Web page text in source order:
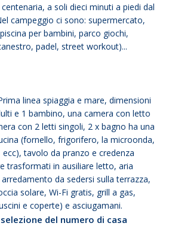
a soli dieci minuti a piedi dal
campeggio ci sono: supermercato,
per bambini, parco giochi,
padel, street workout)...
linea spiaggia e mare, dimensioni
e 1 bambino, una camera con letto
con 2 letti singoli, 2 x bagno ha una
(fornello, frigorifero, la microonda,
tavolo da pranzo e credenza
trasformati in ausiliare letto, aria
da sedersi sulla terrazza,
solare, Wi-Fi gratis, grill a gas,
e coperte) e asciugamani.
del numero di casa